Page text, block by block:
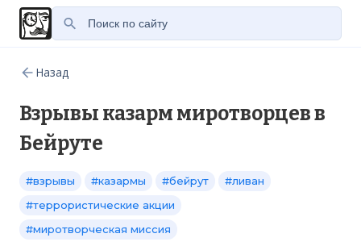
Назад
Взрывы казарм миротворцев в
Бейруте
#взрывы #казармы #бейрут
#ливан
#террористические акции
#миротворческая миссия